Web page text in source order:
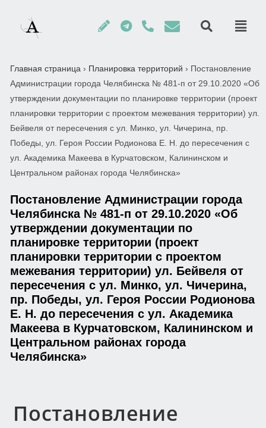
Главная страница › Планировка территорий › Постановление
Администрации города Челябинска № 481-п от 29.10.2020 «Об
утверждении документации по планировке территории (проект
планировки территории с проектом межевания территории) ул.
Бейвеля от пересечения с ул. Минко, ул. Чичерина, пр.
Победы, ул. Героя России Родионова Е. Н. до пересечения с
ул. Академика Макеева в Курчатовском, Калининском и
Центральном районах города Челябинска»
Постановление Администрации города
Челябинска № 481-п от 29.10.2020 «Об
утверждении документации по
планировке территории (проект
планировки территории с проектом
межевания территории) ул. Бейвеля от
пересечения с ул. Минко, ул. Чичерина,
пр. Победы, ул. Героя России Родионова
Е. Н. до пересечения с ул. Академика
Макеева в Курчатовском, Калининском и
Центральном районах города
Челябинска»
Постановление